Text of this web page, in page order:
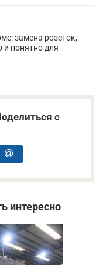
замена розеток,
и понятно для
с
интересно